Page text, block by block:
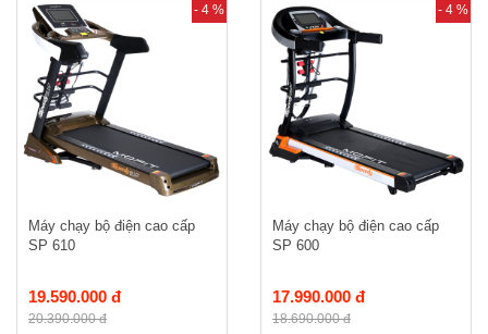
- 4 %
Máy chạy bộ điện cao cấp
SP 610
19.590.000 đ
20.390.000 đ
- 4 %
Máy chạy bộ điện cao cấp
SP 600
17.990.000 đ
18.690.000 đ